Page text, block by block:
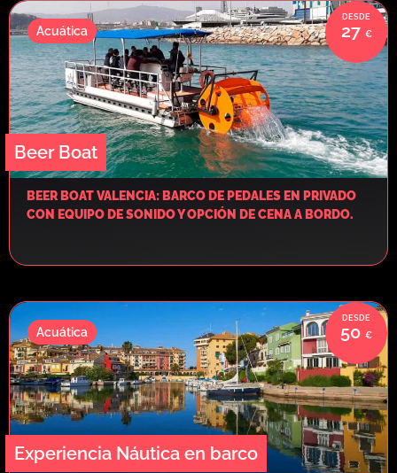
Beer Boat
27
Acuática
BEER BOAT VALENCIA: BARCO DE PEDALES EN PRIVADO
CON EQUIPO DE SONIDO Y OPCIÓN DE CENA A BORDO.
Experiencia Náutica en barco
50
Acuática